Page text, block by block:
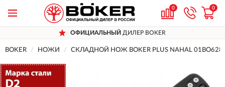
0 0
ОФИЦИАЛЬНЫЙ ДИЛЕР BOKER
BOKER НОЖИ СКЛАДНОЙ НОЖ BOKER PLUS NAHAL 01BO628